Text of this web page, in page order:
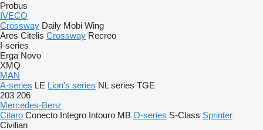
Probus
IVECO
Crossway Daily Mobi Wing
Ares Citelis Crossway Recreo
I-series
Erga Novo
XMQ
MAN
A-series LE Lion's series NL series TGE
203 206
Mercedes-Benz
Citaro Conecto Integro Intouro MB O-series S-Class Sprinter
Civilian